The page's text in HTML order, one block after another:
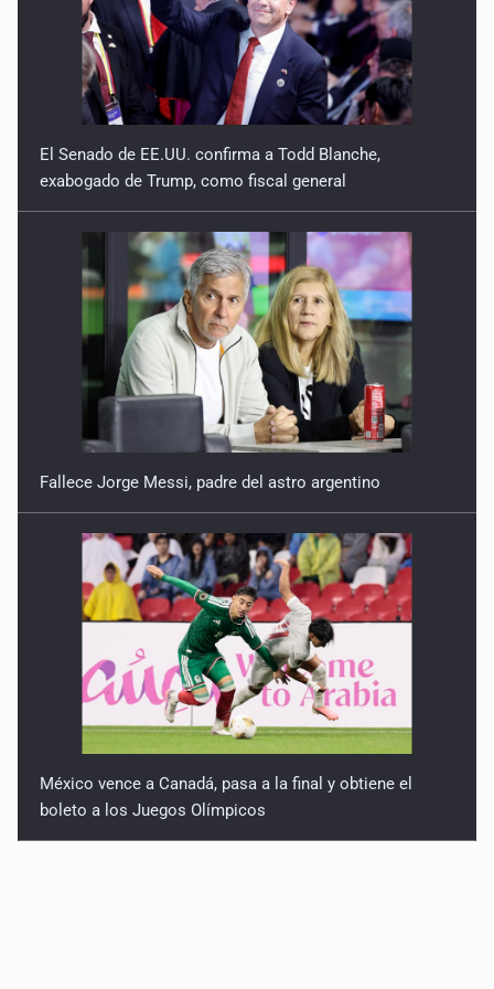
El Senado de EE.UU. confirma a Todd Blanche,
exabogado de Trump, como fiscal general
Fallece Jorge Messi, padre del astro argentino
México vence a Canadá, pasa a la final y obtiene el
boleto a los Juegos Olímpicos